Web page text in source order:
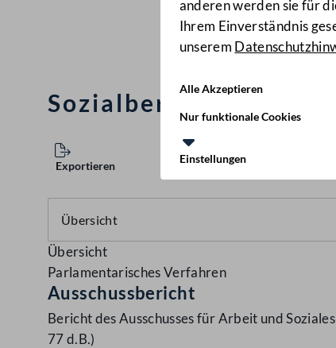
anderen werden sie für
Ihrem Einverständnis
unserem
Alle Akzeptieren
Nur funktionale Cookies
Einstellungen
Sozialbericht 2019
Exportieren
Übersicht
Parlamentarisches Verfahren
Ausschussbericht
Bericht des Ausschusses für Arbeit und
77 d.B.)